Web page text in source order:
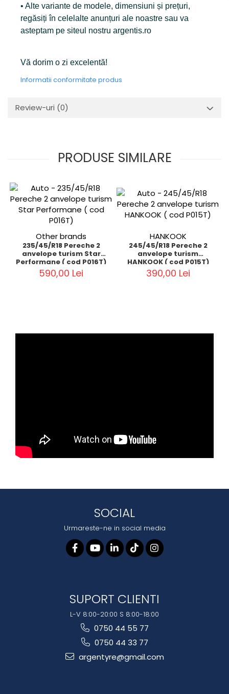
• Alte variante de modele, dimensiuni și prețuri,
regăsiți în celelalte anunțuri ale noastre sau va
asteptam pe siteul nostru argentis.ro
Vă dorim o zi excelentă!
Informatii conformitate produs
Review-uri (0)
PRODUSE SIMILARE
Other brands
235/45/R18 Pereche 2
anvelope turism Star
Performane ( cod P016T)
590,00 Lei
HANKOOK
245/45/R18 Pereche 2
anvelope turism
HANKOOK ( cod P015T)
390,00 Lei
SOCIAL
Urmareste-ne in social media
SUPORT CLIENTI
L-V 8:00-20:00 S 8:00-18:00
0750 44 55 77
0750 44 33 77
argentyre@gmail.com